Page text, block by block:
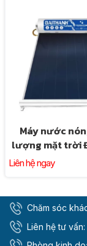
Máy nước
lượng mặt trời
PLA01
Liên hệ ngay
Chăm sóc
Liên hệ tư vấn: